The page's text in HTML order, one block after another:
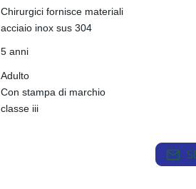
Chirurgici fornisce materiali
acciaio inox sus 304
5 anni
Adulto
Con stampa di marchio
classe iii